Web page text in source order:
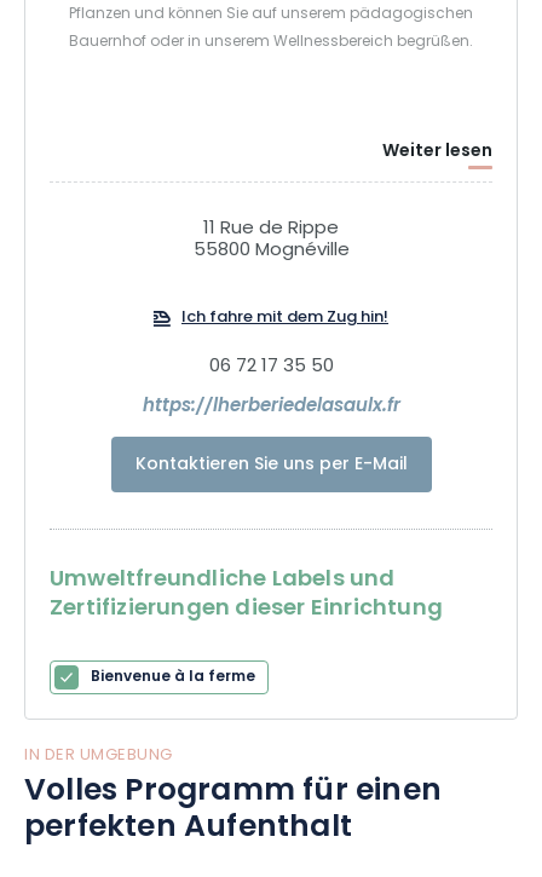
Pflanzen und können Sie auf unserem pädagogischen
Bauernhof oder in unserem Wellnessbereich begrüßen.
Weiter lesen
11 Rue de Rippe
55800 Mognéville
Ich fahre mit dem Zug hin!
06 72 17 35 50
https://lherberiedelasaulx.fr
Kontaktieren Sie uns per E-Mail
Umweltfreundliche Labels und
Zertifizierungen dieser Einrichtung
Bienvenue à la ferme
IN DER UMGEBUNG
Volles Programm für einen
perfekten Aufenthalt